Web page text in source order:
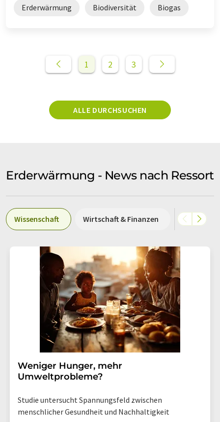
Erderwärmung Biodiversität Biogas
1 2 3
ALLE DURCHSUCHEN
Erderwärmung - News nach Ressort
Wissenschaft Wirtschaft & Finanzen Politik &
Weniger Hunger, mehr
Umweltprobleme?
Studie untersucht Spannungsfeld zwischen
menschlicher Gesundheit und Nachhaltigkeit